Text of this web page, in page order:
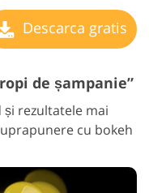
Descarca gratis
de șampanie”
și rezultatele mai
cu bokeh